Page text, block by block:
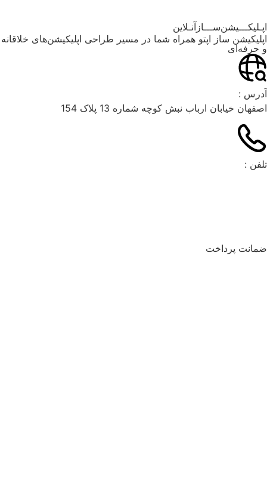
اپـلیکـــیشن‌ســـازآنـلاین
اپلیکیشن ساز اپتو همراه شما در مسیر طراحی اپلیکیشن‌های خلاقانه
و حرفه‌ای
آدرس :
اصفهان خیابان ارباب نبش کوچه شماره 13 پلاک 154
تلفن :
ضمانت پرداخت